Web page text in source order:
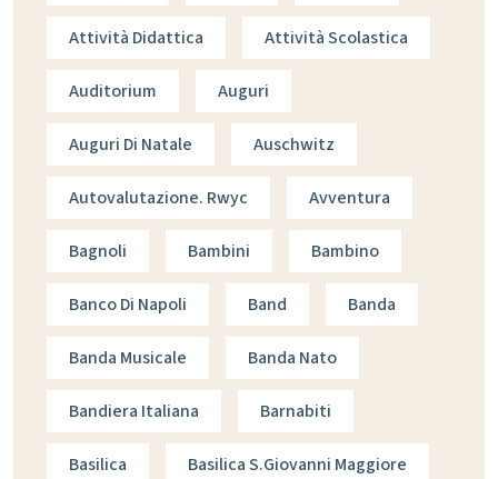
Attività Didattica Attività Scolastica
Auditorium Auguri
Auguri Di Natale Auschwitz
Autovalutazione. Rwyc Avventura
Bagnoli Bambini Bambino
Banco Di Napoli Band Banda
Banda Musicale Banda Nato
Bandiera Italiana Barnabiti
Basilica Basilica S.giovanni Maggiore